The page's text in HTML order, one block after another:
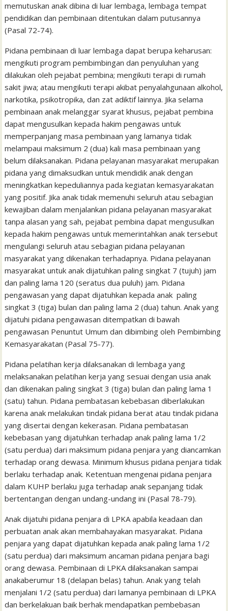
memutuskan anak dibina di luar lembaga, lembaga tempat
pendidikan dan pembinaan ditentukan dalam putusannya
(Pasal 72-74).
Pidana pembinaan di luar lembaga dapat berupa keharusan:
mengikuti program pembimbingan dan penyuluhan yang
dilakukan oleh pejabat pembina; mengikuti terapi di rumah
sakit jiwa; atau mengikuti terapi akibat penyalahgunaan alkohol,
narkotika, psikotropika, dan zat adiktif lainnya. Jika selama
pembinaan anak melanggar syarat khusus, pejabat pembina
dapat mengusulkan kepada hakim pengawas untuk
memperpanjang masa pembinaan yang lamanya tidak
melampaui maksimum 2 (dua) kali masa pembinaan yang
belum dilaksanakan. Pidana pelayanan masyarakat merupakan
pidana yang dimaksudkan untuk mendidik anak dengan
meningkatkan kepeduliannya pada kegiatan kemasyarakatan
yang positif. Jika anak tidak memenuhi seluruh atau sebagian
kewajiban dalam menjalankan pidana pelayanan masyarakat
tanpa alasan yang sah, pejabat pembina dapat mengusulkan
kepada hakim pengawas untuk memerintahkan anak tersebut
mengulangi seluruh atau sebagian pidana pelayanan
masyarakat yang dikenakan terhadapnya. Pidana pelayanan
masyarakat untuk anak dijatuhkan paling singkat 7 (tujuh) jam
dan paling lama 120 (seratus dua puluh) jam. Pidana
pengawasan yang dapat dijatuhkan kepada anak paling
singkat 3 (tiga) bulan dan paling lama 2 (dua) tahun. Anak yang
dijatuhi pidana pengawasan ditempatkan di bawah
pengawasan Penuntut Umum dan dibimbing oleh Pembimbing
Kemasyarakatan (Pasal 75-77).
Pidana pelatihan kerja dilaksanakan di lembaga yang
melaksanakan pelatihan kerja yang sesuai dengan usia anak
dan dikenakan paling singkat 3 (tiga) bulan dan paling lama 1
(satu) tahun. Pidana pembatasan kebebasan diberlakukan
karena anak melakukan tindak pidana berat atau tindak pidana
yang disertai dengan kekerasan. Pidana pembatasan
kebebasan yang dijatuhkan terhadap anak paling lama 1/2
(satu perdua) dari maksimum pidana penjara yang diancamkan
terhadap orang dewasa. Minimum khusus pidana penjara tidak
berlaku terhadap anak. Ketentuan mengenai pidana penjara
dalam KUHP berlaku juga terhadap anak sepanjang tidak
bertentangan dengan undang-undang ini (Pasal 78-79).
Anak dijatuhi pidana penjara di LPKA apabila keadaan dan
perbuatan anak akan membahayakan masyarakat. Pidana
penjara yang dapat dijatuhkan kepada anak paling lama 1/2
(satu perdua) dari maksimum ancaman pidana penjara bagi
orang dewasa. Pembinaan di LPKA dilaksanakan sampai
anakaberumur 18 (delapan belas) tahun. Anak yang telah
menjalani 1/2 (satu perdua) dari lamanya pembinaan di LPKA
dan berkelakuan baik berhak mendapatkan pembebasan